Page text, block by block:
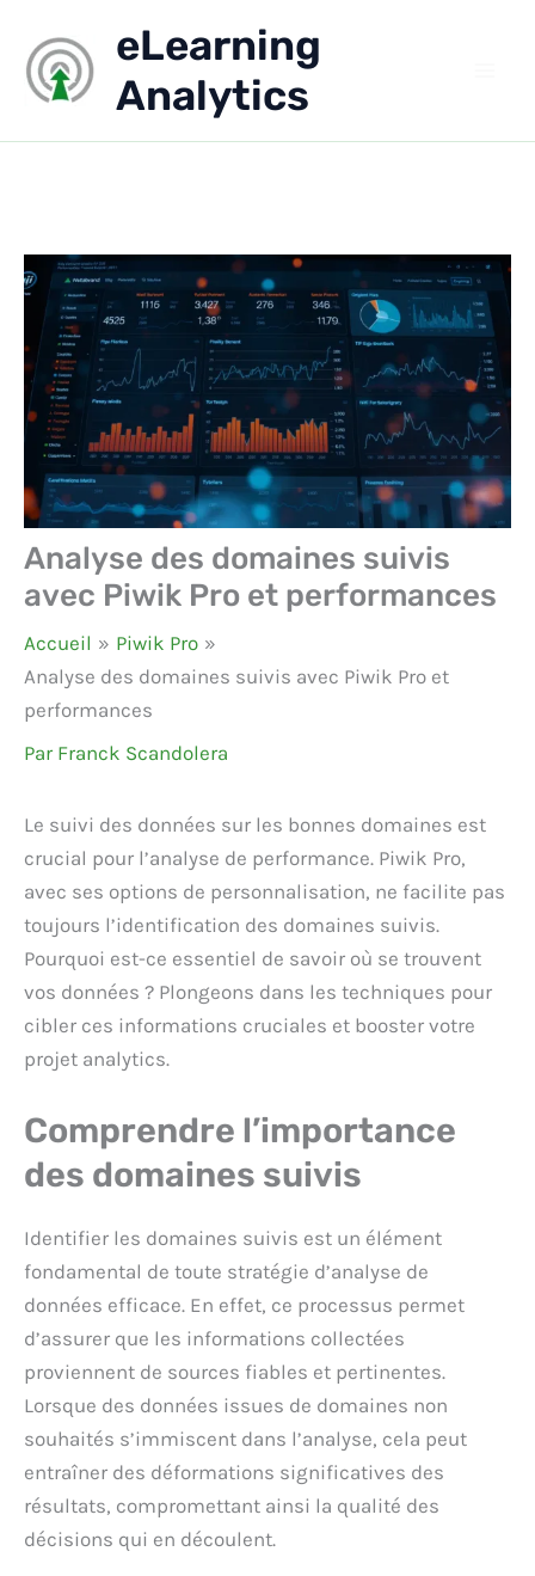
contenu
eLearning
Analytics
Analyse des domaines suivis
avec Piwik Pro et performances
Accueil
Piwik Pro
Analyse des domaines suivis avec Piwik Pro et
performances
Par Franck Scandolera
Le suivi des données sur les bonnes domaines est
crucial pour l’analyse de performance. Piwik Pro,
avec ses options de personnalisation, ne facilite pas
toujours l’identification des domaines suivis.
Pourquoi est-ce essentiel de savoir où se trouvent
vos données ? Plongeons dans les techniques pour
cibler ces informations cruciales et booster votre
projet analytics.
Comprendre l’importance
des domaines suivis
Identifier les domaines suivis est un élément
fondamental de toute stratégie d’analyse de
données efficace. En effet, ce processus permet
d’assurer que les informations collectées
proviennent de sources fiables et pertinentes.
Lorsque des données issues de domaines non
souhaités s’immiscent dans l’analyse, cela peut
entraîner des déformations significatives des
résultats, compromettant ainsi la qualité des
décisions qui en découlent.